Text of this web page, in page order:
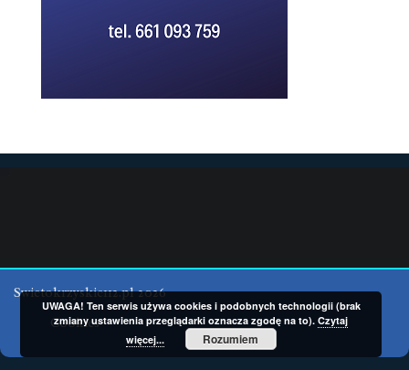
Swietokrzyskie112.pl 2026
Cookies
UWAGA! Ten serwis używa cookies i podobnych technologii (brak
zmiany ustawienia przeglądarki oznacza zgodę na to).Czytaj
więcej...
Rozumiem